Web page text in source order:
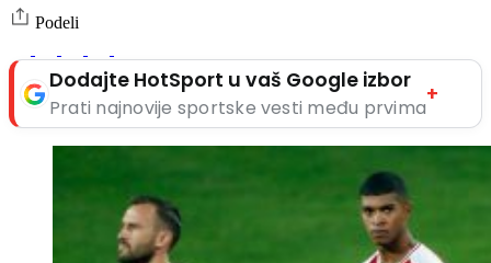
Podeli
Dodajte HotSport u vaš Google izbor
Prati najnovije sportske vesti među prvima
+